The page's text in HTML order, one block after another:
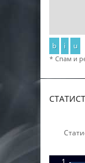
b i u
* Спам и